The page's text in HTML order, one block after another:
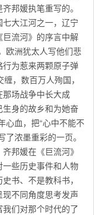
邦媛执笔重写的。
大江河之一，辽宁
流河》的序言中解
欧洲犹太人写他们悲
为惹来两颗原子弹
，数百万人殉国，
场战争中长大成
身的故乡和为她奋
心血，把“心中不能不
浓墨重彩的一页。
邦媛在《巨流河》
些历史事件和人物
书、不是教科书，
不同角度思考发声
们对那个时代的了